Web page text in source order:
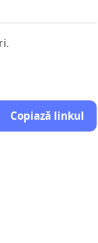
ultima teză
subvenţiei
atribuţiile
Copiază linkul